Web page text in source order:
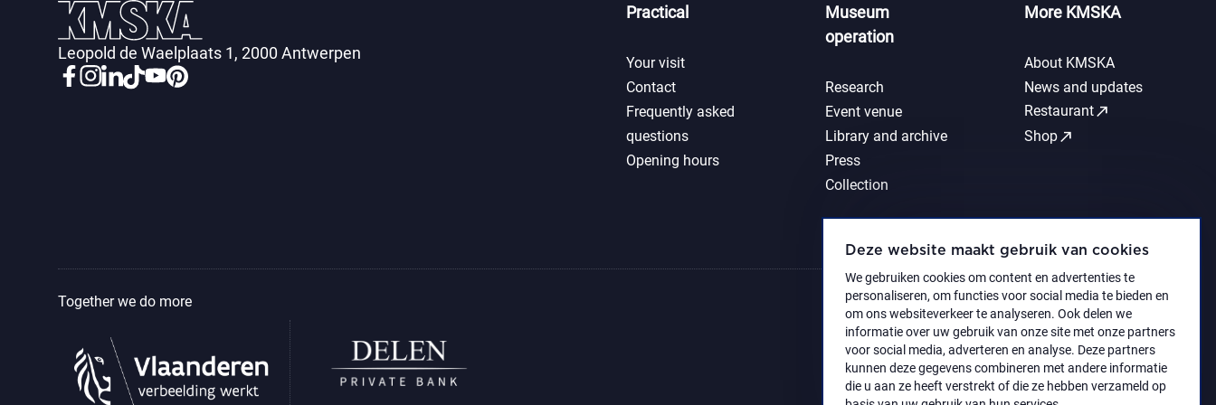
Deze website maakt gebruik van cookies
We gebruiken cookies om content en advertenties te
personaliseren, om functies voor social media te bieden en
om ons websiteverkeer te analyseren. Ook delen we
informatie over uw gebruik van onze site met onze partners
voor social media, adverteren en analyse. Deze partners
kunnen deze gegevens combineren met andere informatie
die u aan ze heeft verstrekt of die ze hebben verzameld op
Leopold de Waelplaats 1, 2000 Antwerpen
Practical
Your visit
Contact
Frequently asked
questions
Opening hours
Museum
operation
Research
Event venue
Library and archive
Press
Collection
More KMSKA
About KMSKA
News and updates
Restaurantcall_made
Shopcall_made
Together we do more